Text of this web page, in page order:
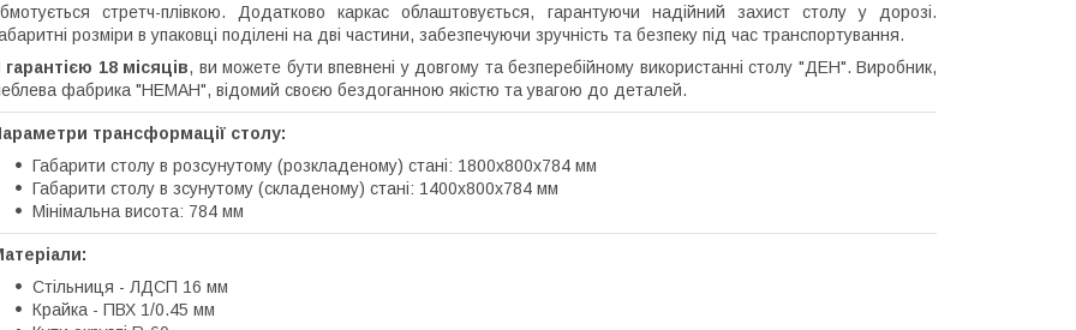
стретч-плівкою. Додатково каркас облаштовується, гарантуючи надійний захист столу у дорозі.
розміри в упаковці поділені на дві частини, забезпечуючи зручність та безпеку під час транспортування.
гарантією 18 місяців, ви можете бути впевнені у довгому та безперебійному використанні столу "ДЕН". Виробник,
фабрика "НЕМАН", відомий своєю бездоганною якістю та увагою до деталей.
трансформації столу:
Габарити столу в розсунутому (розкладеному) стані: 1800х800х784 мм
Габарити столу в зсунутому (складеному) стані: 1400х800х784 мм
Мінімальна висота: 784 мм
Стільниця - ЛДСП 16 мм
Крайка - ПВХ 1/0.45 мм